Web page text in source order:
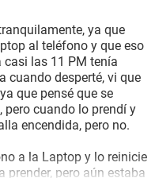
ya que
al teléfono y que eso
casi las 11 PM tenía
cuando desperté, vi que
que pensé que se
cuando lo prendí y
encendida, pero no.
a la Laptop y lo reinicie
prender, pero aún estaba